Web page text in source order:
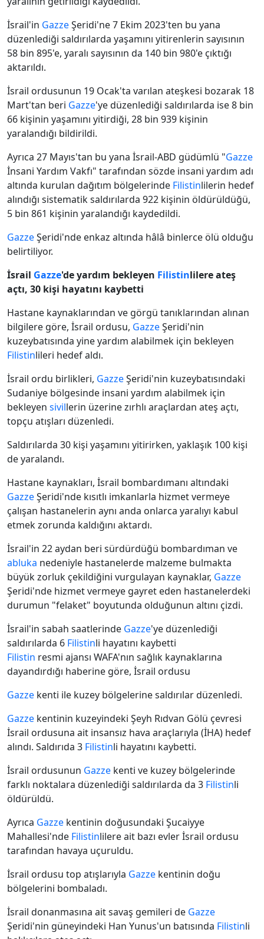
İsrail'in GazzeŞeridi'ne 7 Ekim 2023'ten bu yana
düzenlediği saldırılarda yaşamını yitirenlerin sayısının
58 bin 895'e, yaralı sayısının da 140 bin 980'e çıktığı
aktarıldı.
İsrail ordusunun 19 Ocak'ta varılan ateşkesi bozarak 18
Mart'tan beri Gazze'ye düzenlediği saldırılarda ise 8 bin
66 kişinin yaşamını yitirdiği, 28 bin 939 kişinin
yaralandığı bildirildi.
Ayrıca 27 Mayıs'tan bu yana İsrail-ABD güdümlü "Gazze
İnsani Yardım Vakfı" tarafından sözde insani yardım adı
altında kurulan dağıtım bölgelerinde Filistinlilerin hedef
alındığı sistematik saldırılarda 922 kişinin öldürüldüğü,
5 bin 861 kişinin yaralandığı kaydedildi.
GazzeŞeridi'nde enkaz altında hâlâ binlerce ölü olduğu
belirtiliyor.
İsrail Gazze'de yardım bekleyen Filistinlilere ateş
açtı, 30 kişi hayatını kaybetti
Hastane kaynaklarından ve görgü tanıklarından alınan
bilgilere göre, İsrail ordusu, GazzeŞeridi'nin
kuzeybatısında yine yardım alabilmek için bekleyen
Filistinlileri hedef aldı.
İsrail ordu birlikleri, GazzeŞeridi'nin kuzeybatısındaki
Sudaniye bölgesinde insani yardım alabilmek için
bekleyen sivillerin üzerine zırhlı araçlardan ateş açtı,
topçu atışları düzenledi.
Saldırılarda 30 kişi yaşamını yitirirken, yaklaşık 100 kişi
de yaralandı.
Hastane kaynakları, İsrail bombardımanı altındaki
GazzeŞeridi'nde kısıtlı imkanlarla hizmet vermeye
çalışan hastanelerin aynı anda onlarca yaralıyı kabul
etmek zorunda kaldığını aktardı.
İsrail'in 22 aydan beri sürdürdüğü bombardıman ve
abluka nedeniyle hastanelerde malzeme bulmakta
büyük zorluk çekildiğini vurgulayan kaynaklar, Gazze
Şeridi'nde hizmet vermeye gayret eden hastanelerdeki
durumun "felaket" boyutunda olduğunun altını çizdi.
İsrail'in sabah saatlerinde Gazze'ye düzenlediği
saldırılarda 6 Filistinli hayatını kaybetti
Filistin resmi ajansı WAFA'nın sağlık kaynaklarına
dayandırdığı haberine göre, İsrail ordusu
Gazze kenti ile kuzey bölgelerine saldırılar düzenledi.
Gazze kentinin kuzeyindeki Şeyh Rıdvan Gölü çevresi
İsrail ordusuna ait insansız hava araçlarıyla (İHA) hedef
alındı. Saldırıda 3 Filistinli hayatını kaybetti.
İsrail ordusunun Gazze kenti ve kuzey bölgelerinde
farklı noktalara düzenlediği saldırılarda da 3 Filistinli
öldürüldü.
Ayrıca Gazze kentinin doğusundaki Şucaiyye
Mahallesi'nde Filistinlilere ait bazı evler İsrail ordusu
tarafından havaya uçuruldu.
İsrail ordusu top atışlarıyla Gazze kentinin doğu
bölgelerini bombaladı.
İsrail donanmasına ait savaş gemileri de Gazze
Şeridi'nin güneyindeki Han Yunus'un batısında Filistinli